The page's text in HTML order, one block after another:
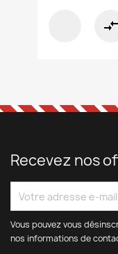
compare_arrows
Recevez nos
Vous pouvez vous
nos informations de